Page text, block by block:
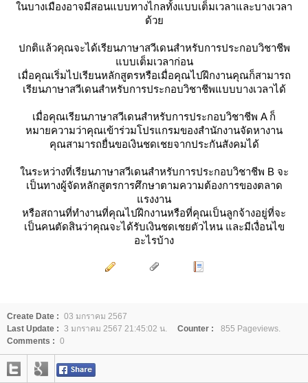
นบางเมืองอาจมีสอนแบบทางไกลทั้งแบบเต็มเวลาและบางเวลา
ด้ว
ปกติแล้วคุณจะได้เรียนภาษาสวีเดนสำหรับการประกอบวิชาชีพ
บบเต็มเวลาก่อน
เมื่อคุณเริ่มไปเรียนหลักสูตรหรือเมื่อคุณไปฝึกงานคุณก็สามารถ
เรียนภาษาสวีเดนสำหรับการประกอบวิชาชีพแบบบางเวลาได้
เมื่อคุณเรียนภาษาสวีเดนสำหรับการประกอบวิชาชีพ A ก็
หมายความว่าคุณเข้าร่วมโปรแกรมของสำนักงานจัดหางาน
คุณสามารถยื่นขอเงินชดเชยจากประกันสังคมได้
นระหว่างที่เรียนภาษาสวีเดนสำหรับการประกอบวิชาชีพ B จะ
เป็นทางผู้จัดหลักสูตรการศึกษาตามความต้องการของตลาด
รงงาน
หรือสถานที่ทำงานที่คุณไปฝึกงานหรือที่คุณเป็นลูกจ้างอยู่ที่จะ
เป็นคนตัดสินว่าคุณจะได้รับเงินชดเชยตัวไหน และมีเงื่อนไข
อะไรบ้าง
Create Date : 03 มกราคม 2567
Last Update : 3 มกราคม 2567 21:45:02 น. Counter :
855 Pageviews.
Comments : 0